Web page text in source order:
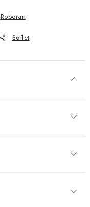
Roboran
Sdílet